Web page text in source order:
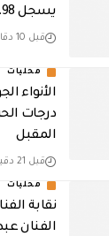
يسجل 78.98 دولارًا للبرميل
قبل 10 دقائق
محليات
الأنواء
درجات
المقبل
قبل 21 دقيقة
محليات
نقابة
الفنان